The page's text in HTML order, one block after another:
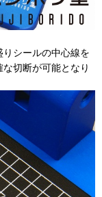
シールの中心線を
切断が可能となり